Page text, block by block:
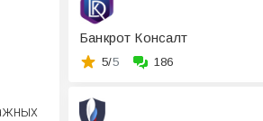
Банкрот Консалт
5/5 186